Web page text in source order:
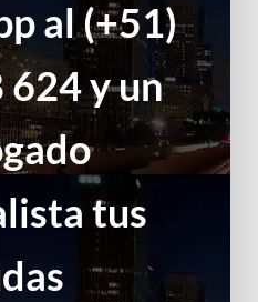
al (+51)
y un
tus